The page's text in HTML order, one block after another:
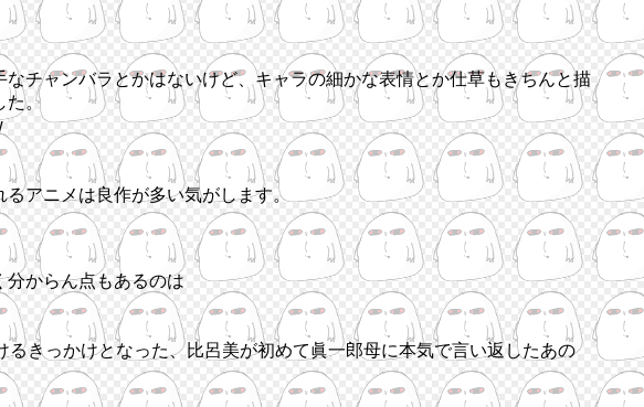
チャンバラとかはないけど、キャラの細かな表情とか仕草もきちんと描
た。
アニメは良作が多い気がします。
からん点もあるのは
きっかけとなった、比呂美が初めて眞一郎母に本気で言い返したあの